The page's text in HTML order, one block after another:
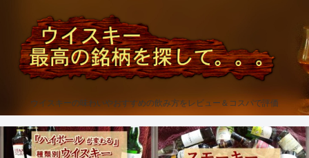
ウイスキーの味わいやおすすめの飲み方をレビュー＆コスパで評価